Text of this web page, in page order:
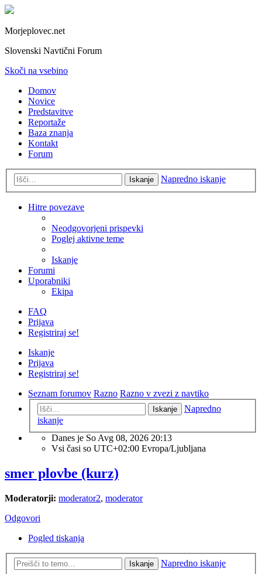
Morjeplovec.net
Slovenski Navtični Forum
Skoči na vsebino
Domov
Novice
Predstavitve
Reportaže
Baza znanja
Kontakt
Forum
Iskanje Napredno iskanje
Hitre povezave
Neodgovorjeni prispevki
Poglej aktivne teme
Iskanje
Forumi
Uporabniki
Ekipa
FAQ
Prijava
Registriraj se!
Iskanje
Prijava
Registriraj se!
Seznam forumov Razno Razno v zvezi z navtiko
Iskanje
Napredno
iskanje
Danes je So Avg 08, 2026 20:13
Vsi časi so UTC+02:00 Evropa/Ljubljana
smer plovbe (kurz)
Moderatorji: moderator2, moderator
Odgovori
Pogled tiskanja
Iskanje
Napredno iskanje